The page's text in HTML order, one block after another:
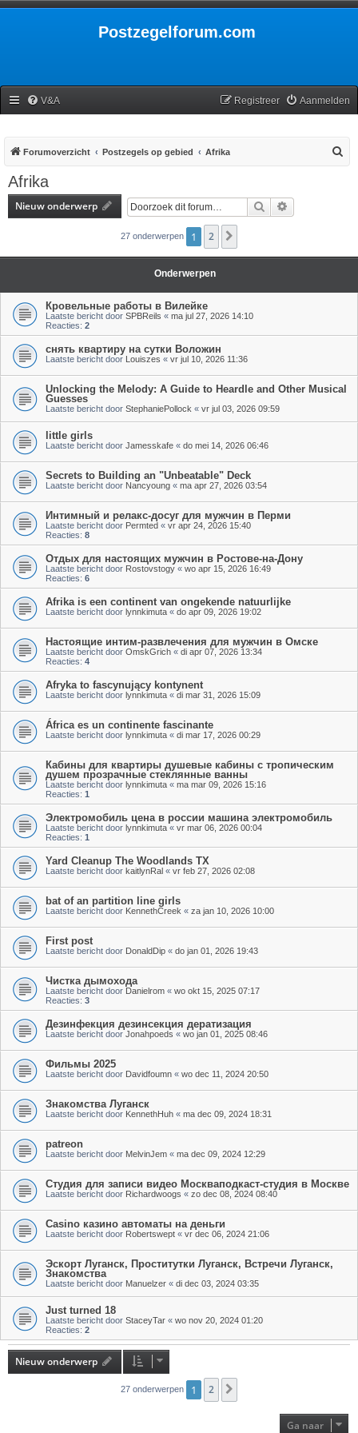
Postzegelforum.com
V&A Aanmelden
Registreer
Forumoverzicht Postzegels op gebied Afrika
Afrika
Nieuw onderwerp Zoek
27 onderwerpen 1 2
Onderwerpen
Кровельные работы в Вилейке
Laatste bericht door SPBReils « ma jul 27, 2026 14:10
Reacties: 2
снять квартиру на сутки Воложин
Laatste bericht door Louiszes « vr jul 10, 2026 11:36
Unlocking the Melody: A Guide to Heardle and Other Musical
Guesses
Laatste bericht door StephaniePollock « vr jul 03, 2026 09:59
little girls
Laatste bericht door Jamesskafe « do mei 14, 2026 06:46
Secrets to Building an "Unbeatable" Deck
Laatste bericht door Nancyoung « ma apr 27, 2026 03:54
Интимный и релакс-досуг для мужчин в Перми
Laatste bericht door Permted « vr apr 24, 2026 15:40
Reacties: 8
Отдых для настоящих мужчин в Ростове-на-Дону
Laatste bericht door Rostovstogy « wo apr 15, 2026 16:49
Reacties: 6
Afrika is een continent van ongekende natuurlijke
Laatste bericht door lynnkimuta « do apr 09, 2026 19:02
Настоящие интим-развлечения для мужчин в Омске
Laatste bericht door OmskGrich « di apr 07, 2026 13:34
Reacties: 4
Afryka to fascynujący kontynent
Laatste bericht door lynnkimuta « di mar 31, 2026 15:09
África es un continente fascinante
Laatste bericht door lynnkimuta « di mar 17, 2026 00:29
Кабины для квартиры душевые кабины с тропическим
душем прозрачные стеклянные ванны
Laatste bericht door lynnkimuta « ma mar 09, 2026 15:16
Reacties: 1
Электромобиль цена в россии машина электромобиль
Laatste bericht door lynnkimuta « vr mar 06, 2026 00:04
Reacties: 1
Yard Cleanup The Woodlands TX
Laatste bericht door kaitlynRal « vr feb 27, 2026 02:08
bat of an partition line girls
Laatste bericht door KennethCreek « za jan 10, 2026 10:00
First post
Laatste bericht door DonaldDip « do jan 01, 2026 19:43
Чистка дымохода
Laatste bericht door Danielrom « wo okt 15, 2025 07:17
Reacties: 3
Дезинфекция дезинсекция дератизация
Laatste bericht door Jonahpoeds « wo jan 01, 2025 08:46
Фильмы 2025
Laatste bericht door Davidfoumn « wo dec 11, 2024 20:50
Знакомства Луганск
Laatste bericht door KennethHuh « ma dec 09, 2024 18:31
patreon
Laatste bericht door MelvinJem « ma dec 09, 2024 12:29
Студия для записи видео Москваподкаст-студия в Москве
Laatste bericht door Richardwoogs « zo dec 08, 2024 08:40
Casino казино автоматы на деньги
Laatste bericht door Robertswept « vr dec 06, 2024 21:06
Эскорт Луганск, Проститутки Луганск, Встречи Луганск,
Знакомства
Laatste bericht door Manuelzer « di dec 03, 2024 03:35
Just turned 18
Laatste bericht door StaceyTar « wo nov 20, 2024 01:20
Reacties: 2
Nieuw onderwerp
27 onderwerpen 1 2
Ga naar